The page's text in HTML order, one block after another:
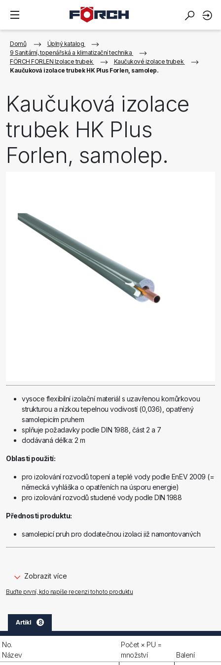
Domů
Úplný katalog
9 Sanitární, topenářská a klimatizační technika
FÖRCH FORLEN Izolace trubek
Kaučukové izolace trubek
Kaučuková izolace trubek HK Plus Forlen, samolep.
Kaučuková izolace
trubek HK Plus
Forlen, samolep.
vysoce flexibilní izolační materiál s uzavřenou komůrkovou
strukturou a nízkou tepelnou vodivostí (0,036), opatřený
samolepicím pruhem
splňuje požadavky podle DIN 1988, část 2 a 7
dodávaná délka: 2 m
Oblasti použití:
pro izolování rozvodů topení a teplé vody podle EnEV 2009 (=
německá vyhláška o opatřeních na úsporu energie)
pro izolování rozvodů studené vody podle DIN 1988
Přednosti produktu:
samolepicí pruh pro dodatečnou izolaci již namontovaných
zjednodušený sortiment, proto nižší náklady na skladování
Zobrazit více
Buďte první, kdo napíše recenzi tohoto produktu
Artikl 8
No.
Název
Počet × PU =
množství
Balení